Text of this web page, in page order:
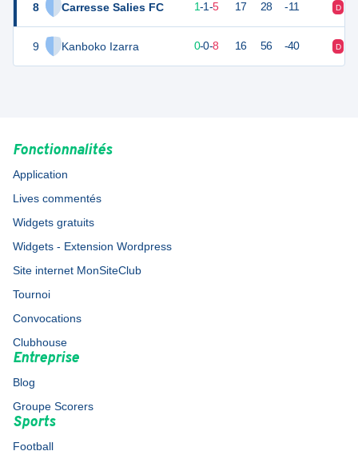
8 Carresse Salies FC
9 Kanboko Izarra
3 1-1-5 17 28 -11 D
0-0-8 16 56 -40 D
Fonctionnalités
Application
Lives commentés
Widgets gratuits
Widgets - Extension Wordpress
Site internet MonSiteClub
Tournoi
Convocations
Clubhouse
Entreprise
Blog
Groupe Scorers
Sports
Football